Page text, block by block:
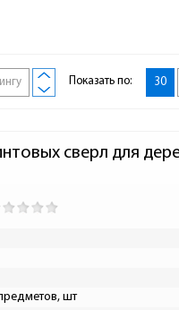
Показать по: 30
сверл для
шт